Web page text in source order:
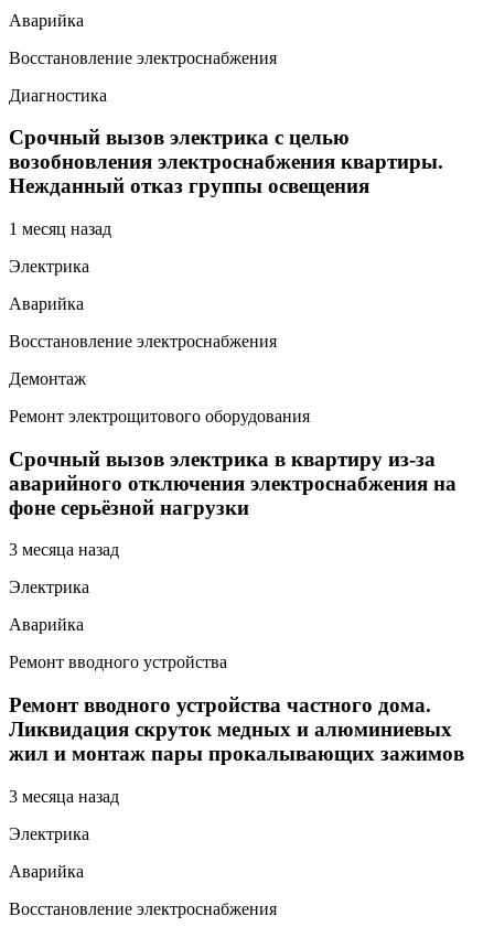
Аварийка
Восстановление электроснабжения
Диагностика
Срочный вызов электрика с целью
возобновления электроснабжения квартиры.
Нежданный отказ группы освещения
1 месяц назад
Электрика
Аварийка
Восстановление электроснабжения
Демонтаж
Ремонт электрощитового оборудования
Срочный вызов электрика в квартиру из-за
аварийного отключения электроснабжения на
фоне серьёзной нагрузки
3 месяца назад
Электрика
Аварийка
Ремонт вводного устройства
Ремонт вводного устройства частного дома.
Ликвидация скруток медных и алюминиевых
жил и монтаж пары прокалывающих зажимов
3 месяца назад
Электрика
Аварийка
Восстановление электроснабжения